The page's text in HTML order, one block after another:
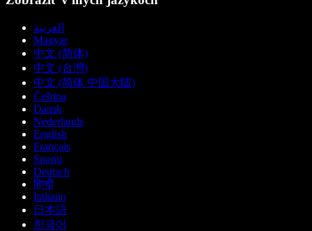
العربية
Magyar
中文 (简体)
中文 (台灣)
中文 (简体 中国大陆)
Čeština
Dansk
Nederlands
English
Français
Suomi
Deutsch
हिन्दी
Italiano
日本語
한국어